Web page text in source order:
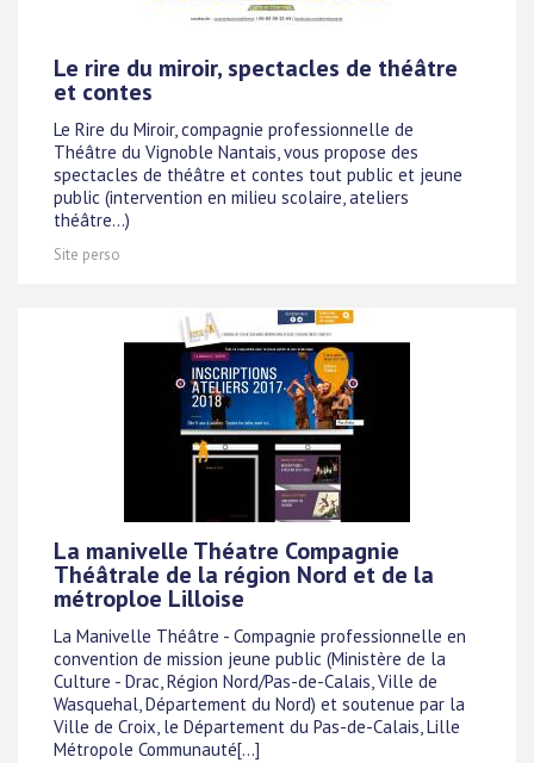
Le rire du miroir, spectacles de théâtre
et contes
Le Rire du Miroir, compagnie professionnelle de
Théâtre du Vignoble Nantais, vous propose des
spectacles de théâtre et contes tout public et jeune
public (intervention en milieu scolaire, ateliers
théâtre...)
Site perso
La manivelle Théatre Compagnie
Théâtrale de la région Nord et de la
métroploe Lilloise
La Manivelle Théâtre - Compagnie professionnelle en
convention de mission jeune public (Ministère de la
Culture - Drac, Région Nord/Pas-de-Calais, Ville de
Wasquehal, Département du Nord) et soutenue par la
Ville de Croix, le Département du Pas-de-Calais, Lille
Métropole Communauté[...]